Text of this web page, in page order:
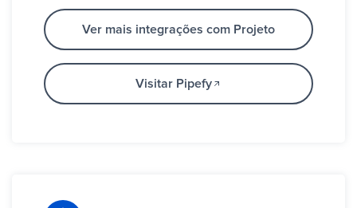
Ver mais integrações com Projeto
Visitar Pipefy